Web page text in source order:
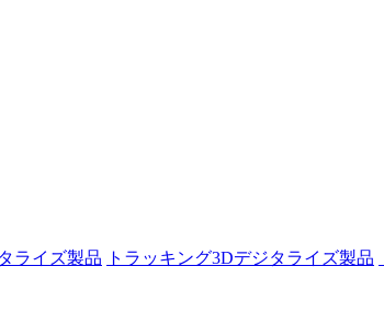
ライズ製品 トラッキング3Dデジタライズ製品